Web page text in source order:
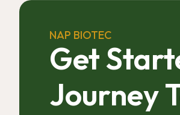
NAP BIOTEC
Get
Journey